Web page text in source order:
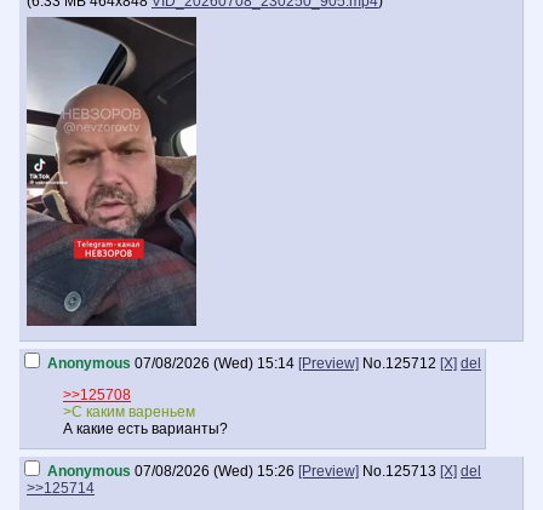
Anonymous 07/08/2026 (Wed) 15:14 [Preview] No.125712 [X] del
>>125708
>С каким вареньем
А какие есть варианты?
Anonymous 07/08/2026 (Wed) 15:26 [Preview] No.125713 [X] del
>>125714